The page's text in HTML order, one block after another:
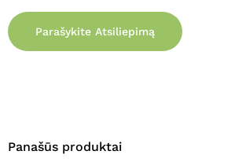
Parašykite Atsiliepimą
Panašūs produktai